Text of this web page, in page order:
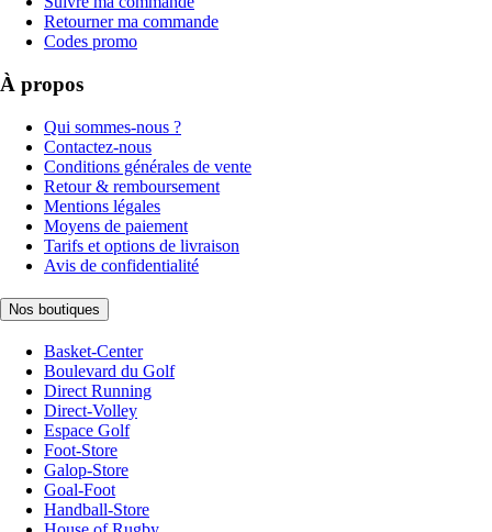
Retourner ma commande
Codes promo
À propos
Qui sommes-nous ?
Contactez-nous
Conditions générales de vente
Retour & remboursement
Mentions légales
Moyens de paiement
Tarifs et options de livraison
Avis de confidentialité
Nos boutiques
Basket-Center
Boulevard du Golf
Direct Running
Direct-Volley
Espace Golf
Foot-Store
Galop-Store
Goal-Foot
Handball-Store